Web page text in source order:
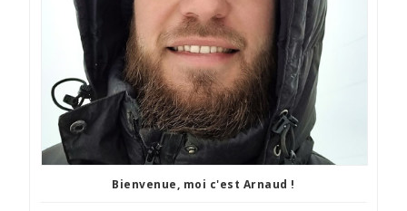
Bienvenue, moi c'est Arnaud !